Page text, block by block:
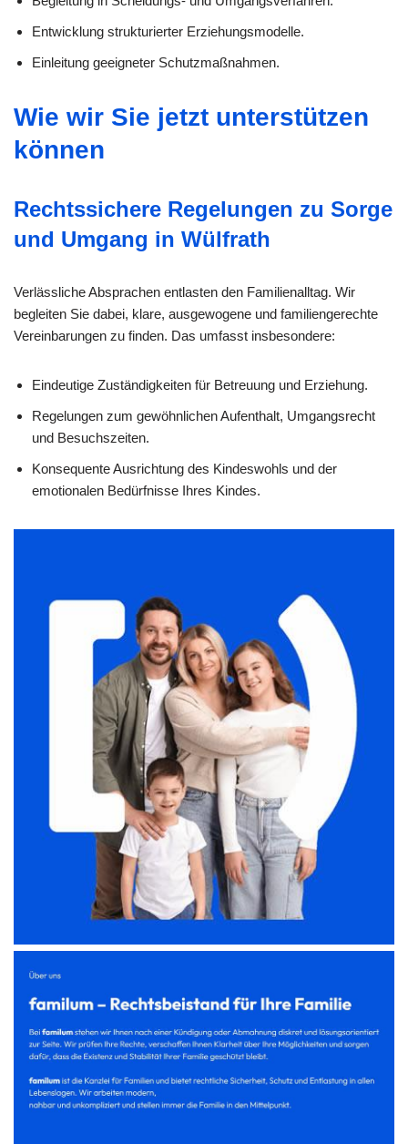
Entwicklung strukturierter Erziehungsmodelle.
Einleitung geeigneter Schutzmaßnahmen.
Wie wir Sie jetzt unterstützen
können
Rechtssichere Regelungen zu Sorge
und Umgang in Wülfrath
Verlässliche Absprachen entlasten den Familienalltag. Wir
begleiten Sie dabei, klare, ausgewogene und familiengerechte
Vereinbarungen zu finden. Das umfasst insbesondere:
Eindeutige Zuständigkeiten für Betreuung und Erziehung.
Regelungen zum gewöhnlichen Aufenthalt, Umgangsrecht
und Besuchszeiten.
Konsequente Ausrichtung des Kindeswohls und der
emotionalen Bedürfnisse Ihres Kindes.